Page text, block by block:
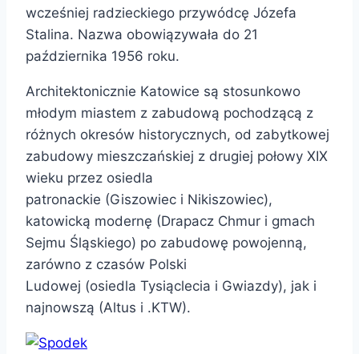
wcześniej radzieckiego przywódcę Józefa
Stalina. Nazwa obowiązywała do 21
października 1956 roku.
Architektonicznie Katowice są stosunkowo
młodym miastem z zabudową pochodzącą z
różnych okresów historycznych, od zabytkowej
zabudowy mieszczańskiej z drugiej połowy XIX
wieku przez osiedla
patronackie (Giszowiec i Nikiszowiec),
katowicką modernę (Drapacz Chmur i gmach
Sejmu Śląskiego) po zabudowę powojenną,
zarówno z czasów Polski
Ludowej (osiedla Tysiąclecia i Gwiazdy), jak i
najnowszą (Altus i .KTW).